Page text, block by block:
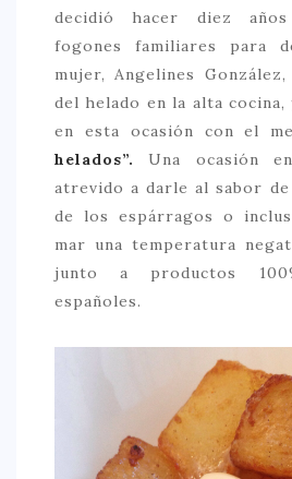
CONOCIENDO A …
ESCAPADAS
GOURMET
HEALTHY
SELECCIONES MESADE2
MAPA
POR SUS BAÑOS…
decidió hacer diez
fogones familiares para
mujer, Angelines
del helado en la alta
en esta ocasión con el
helados”.
Una ocasión
atrevido a darle al sabor de
de los espárragos o
mar una temperatura
junto a productos
españoles.